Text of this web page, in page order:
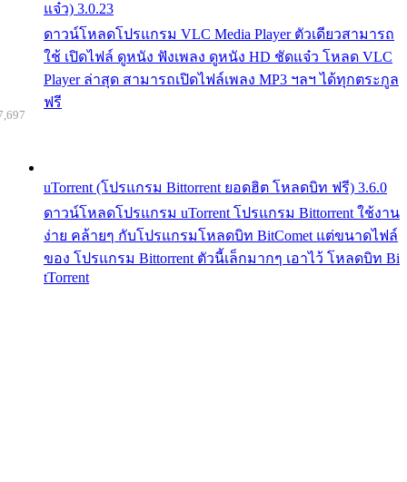
แจ๋ว) 3.0.23
ดาวน์โหลดโปรแกรม VLC Media Player ตัวเดียวสามารถ
ใช้ เปิดไฟล์ ดูหนัง ฟังเพลง ดูหนัง HD ชัดแจ๋ว โหลด VLC
Player ล่าสุด สามารถเปิดไฟล์เพลง MP3 ฯลฯ ได้ทุกตระกูล
ฟรี
uTorrent (โปรแกรม Bittorrent ยอดฮิต โหลดบิท ฟรี) 3.6.0
ดาวน์โหลดโปรแกรม uTorrent โปรแกรม Bittorrent ใช้งาน
ง่าย คล้ายๆ กับโปรแกรมโหลดบิท BitComet แต่ขนาดไฟล์
ของ โปรแกรม Bittorrent ตัวนี้เล็กมากๆ เอาไว้ โหลดบิท Bi
tTorrent